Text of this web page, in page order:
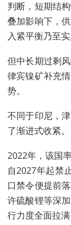
判断，短期结
叠加影响下，
入紧平衡乃至实
但中长期过剩
律宾镍矿补充
势。
不同于印尼，
了渐进式收紧。
2022年，该国
自2027年起禁
口禁令便提前
许硫酸锂等深
行力度全面拉满